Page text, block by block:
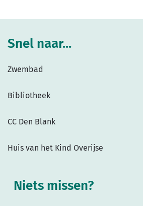
Snel naar...
Zwembad
Bibliotheek
CC Den Blank
Huis van het Kind Overijse
Niets missen?